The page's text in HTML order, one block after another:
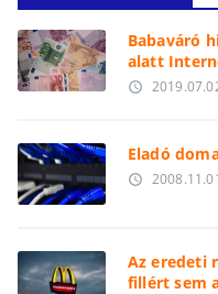
Babaváró
alatt
access_time
Eladó
access_time
Az eredeti
fillért sem